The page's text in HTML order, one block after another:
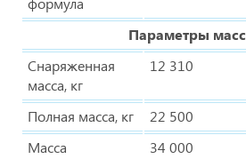
Параметры масс
Снаряженная
масса, кг
12 310
Полная масса, кг
22 500
Масса
34 000